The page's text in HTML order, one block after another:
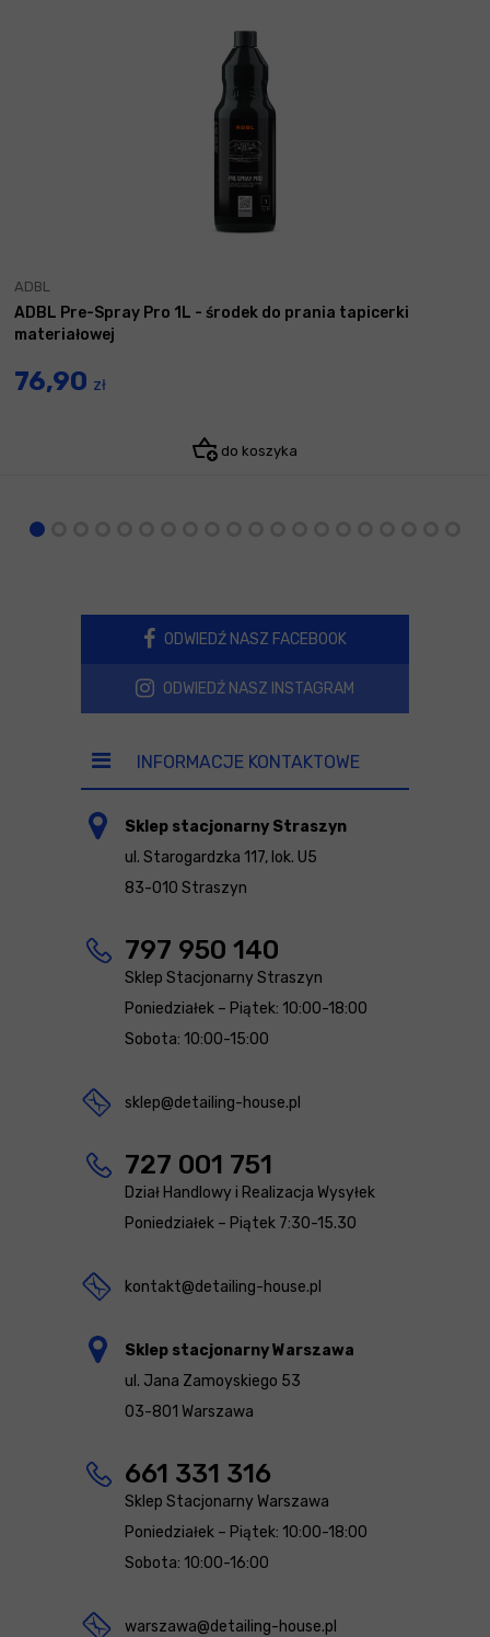
ADBL
ADBL Pre-Spray Pro 1L - środek do prania tapicerki
materiałowej
76,90 zł
do koszyka
ODWIEDŹ NASZ FACEBOOK
ODWIEDŹ NASZ INSTAGRAM
INFORMACJE KONTAKTOWE
Sklep stacjonarny Straszyn
ul. Starogardzka 117, lok. U5
83-010 Straszyn
797 950 140
Sklep Stacjonarny Straszyn
Poniedziałek – Piątek: 10:00-18:00
Sobota: 10:00-15:00
sklep@detailing-house.pl
727 001 751
Dział Handlowy i Realizacja Wysyłek
Poniedziałek – Piątek 7:30-15.30
kontakt@detailing-house.pl
Sklep stacjonarny Warszawa
ul. Jana Zamoyskiego 53
03-801 Warszawa
661 331 316
Sklep Stacjonarny Warszawa
Poniedziałek – Piątek: 10:00-18:00
Sobota: 10:00-16:00
warszawa@detailing-house.pl